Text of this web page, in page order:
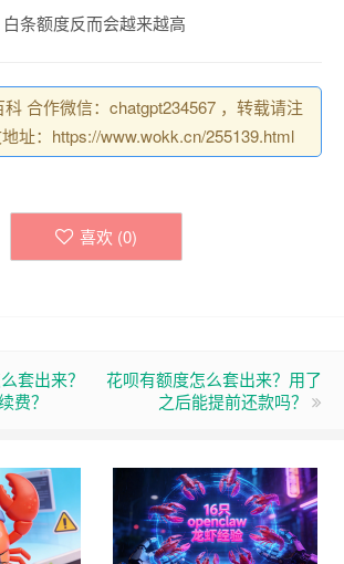
条额度反而会越来越高
合作微信：chatgpt234567 ，转载请注
址：https://www.wokk.cn/255139.html
喜欢 (0)
套出来？
费？
花呗有额度怎么套出来？用了
之后能提前还款吗？